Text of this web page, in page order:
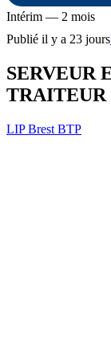
Intérim — 2 mois
Publié il y a 23 jours
SERVEUR
TRAITEUR
LIP Brest BTP